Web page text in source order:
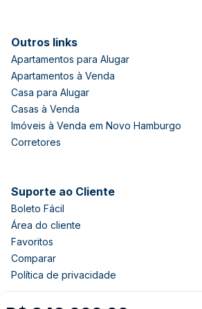
Outros links
Apartamentos para Alugar
Apartamentos à Venda
Casa para Alugar
Casas à Venda
Imóveis à Venda em Novo Hamburgo
Corretores
Suporte ao Cliente
Boleto Fácil
Área do cliente
Favoritos
Comparar
Política de privacidade